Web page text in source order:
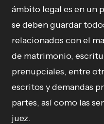
ámbito legal es en un
se deben guardar
relacionados con el
de matrimonio,
prenupciales, entre
escritos y demandas
partes, así como las
juez.